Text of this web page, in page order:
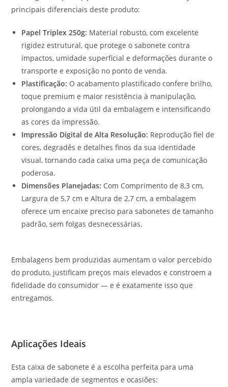
principais diferenciais deste produto:
Papel Triplex 250g: Material robusto, com excelente
rigidez estrutural, que protege o sabonete contra
impactos, umidade superficial e deformações durante o
transporte e exposição no ponto de venda.
Plastificação: O acabamento plastificado confere brilho,
toque premium e maior resistência à manipulação,
prolongando a vida útil da embalagem e intensificando
as cores da impressão.
Impressão Digital de Alta Resolução: Reprodução fiel de
cores, degradês e detalhes finos da sua identidade
visual, tornando cada caixa uma peça de comunicação
poderosa.
Dimensões Planejadas: Com Comprimento de 8,3 cm,
Largura de 5,7 cm e Altura de 2,7 cm, a embalagem
oferece um encaixe preciso para sabonetes de tamanho
padrão, sem folgas desnecessárias.
Embalagens bem produzidas aumentam o valor percebido
do produto, justificam preços mais elevados e constroem a
fidelidade do consumidor — e é exatamente isso que
entregamos.
Aplicações Ideais
Esta caixa de sabonete é a escolha perfeita para uma
ampla variedade de segmentos e ocasiões: